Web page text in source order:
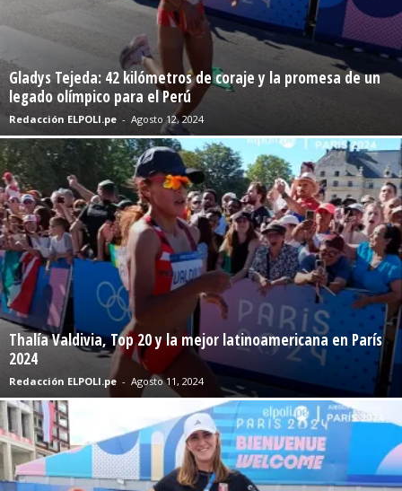
Gladys Tejeda: 42 kilómetros de coraje y la promesa de un
legado olímpico para el Perú
Redacción ELPOLI.pe - Agosto 12, 2024
Thalía Valdivia, Top 20 y la mejor latinoamericana en París
2024
Redacción ELPOLI.pe - Agosto 11, 2024